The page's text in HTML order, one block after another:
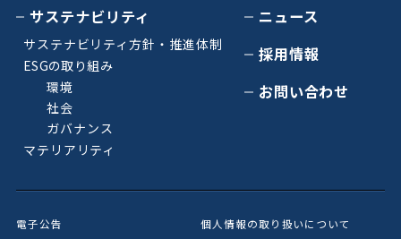
サステナビリティ
サステナビリティ方針・推進体制
ESGの取り組み
環境
社会
ガバナンス
マテリアリティ
ニュース
採用情報
お問い合わせ
電子公告 個人情報の取り扱いについて